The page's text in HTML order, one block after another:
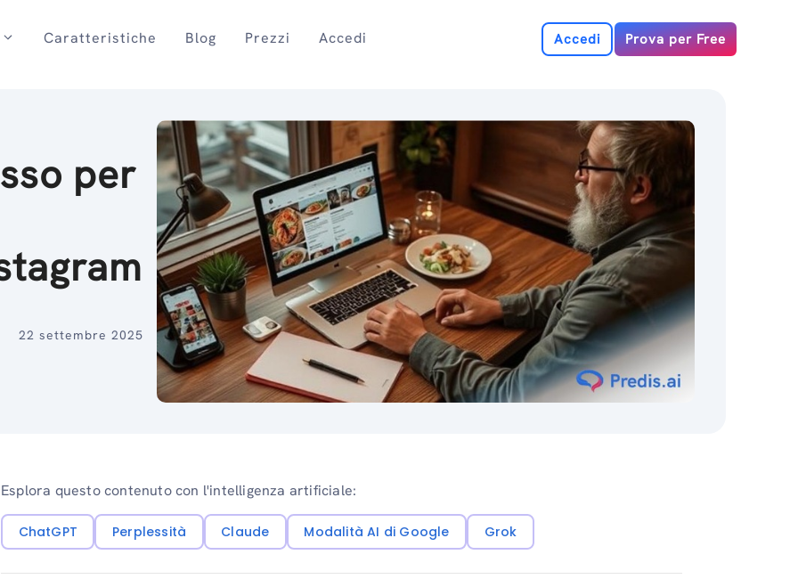
Caratteristiche Blog Prezzi Accedi Accedi Prova per Free
per
22 settembre 2025
Esplora questo contenuto con l'intelligenza artificiale:
ChatGPT Perplessità Claude Modalità AI di Google Grok